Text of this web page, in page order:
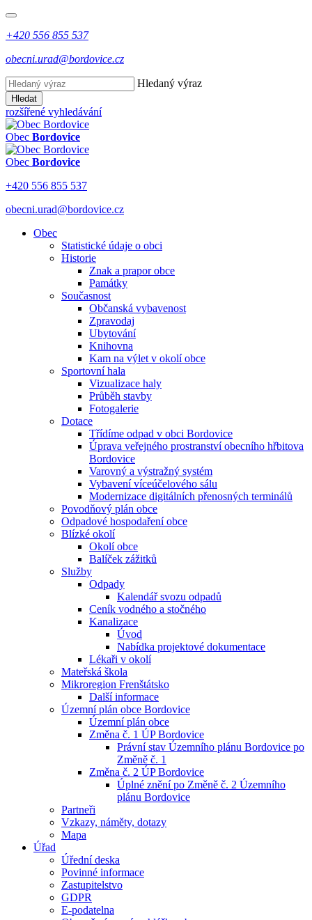
+420 556 855 537
obecni.urad@bordovice.cz
Hledaný výraz
Hledat
rozšířené vyhledávání
Obec Bordovice
Obec Bordovice
+420 556 855 537
obecni.urad@bordovice.cz
Obec
Statistické údaje o obci
Historie
Znak a prapor obce
Památky
Současnost
Občanská vybavenost
Zpravodaj
Ubytování
Knihovna
Kam na výlet v okolí obce
Sportovní hala
Vizualizace haly
Průběh stavby
Fotogalerie
Dotace
Třídíme odpad v obci Bordovice
Úprava veřejného prostranství obecního hřbitova
Bordovice
Varovný a výstražný systém
Vybavení víceúčelového sálu
Modernizace digitálních přenosných terminálů
Povodňový plán obce
Odpadové hospodaření obce
Blízké okolí
Okolí obce
Balíček zážitků
Služby
Odpady
Kalendář svozu odpadů
Ceník vodného a stočného
Kanalizace
Úvod
Nabídka projektové dokumentace
Lékaři v okolí
Mateřská škola
Mikroregion Frenštátsko
Další informace
Územní plán obce Bordovice
Územní plán obce
Změna č. 1 ÚP Bordovice
Právní stav Územního plánu Bordovice po
Změně č. 1
Změna č. 2 ÚP Bordovice
Úplné znění po Změně č. 2 Územního
plánu Bordovice
Partneři
Vzkazy, náměty, dotazy
Mapa
Úřad
Úřední deska
Povinné informace
Zastupitelstvo
GDPR
E-podatelna